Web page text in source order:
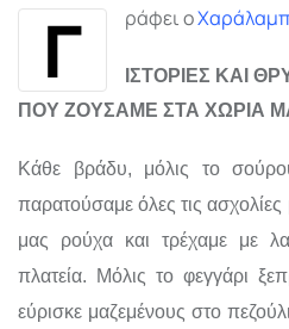
Γ ράφει ο
ΙΣΤΟΡΙΕΣ ΚΑΙ
ΠΟΥ ΖΟΥΣΑΜΕ ΣΤΑ ΧΩΡΙΑ
Κάθε βράδυ, μόλις το
παρατούσαμε όλες τις
μας ρούχα και τρέχαμε με
πλατεία. Μόλις το φεγγάρι
εύρισκε μαζεμένους στο